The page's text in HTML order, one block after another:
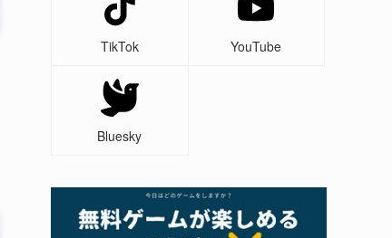
TikTok YouTube
Bluesky